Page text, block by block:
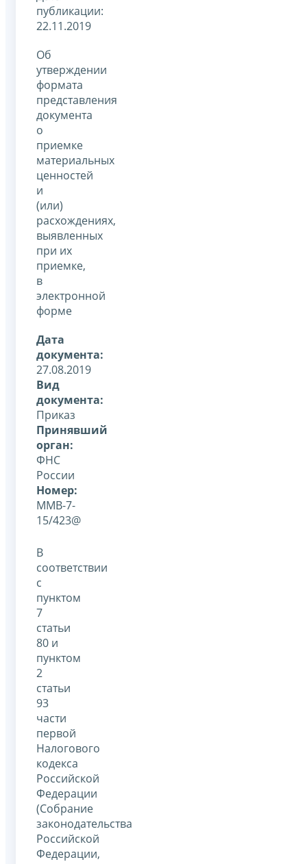
публикации:
22.11.2019
Об
утверждении
формата
представления
документа
о
приемке
материальных
ценностей
и
(или)
расхождениях,
выявленных
при их
приемке,
в
электронной
форме
Дата
документа:
27.08.2019
Вид
документа:
Приказ
Принявший
орган:
ФНС
России
Номер:
ММВ-7-
15/423@
В
соответствии
с
пунктом
7
статьи
80 и
пунктом
2
статьи
93
части
первой
Налогового
кодекса
Российской
Федерации
(Собрание
законодательства
Российской
Федерации,